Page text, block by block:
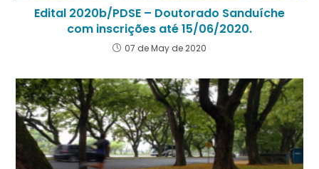
Edital 2020b/PDSE – Doutorado Sanduíche
com inscrições até 15/06/2020.
07 de May de 2020